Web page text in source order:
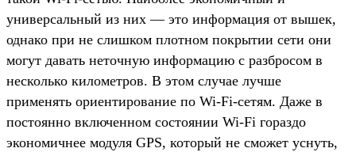
универсальный из них — это информация от вышек,
однако при не слишком плотном покрытии сети они
могут давать неточную информацию с разбросом в
несколько километров. В этом случае лучше
применять ориентирование по Wi-Fi-сетям. Даже в
постоянно включенном состоянии Wi-Fi гораздо
экономичнее модуля GPS, который не сможет уснуть,